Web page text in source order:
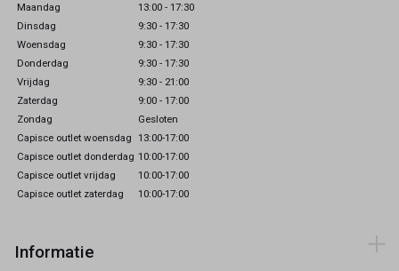
Maandag
13:00 - 17:30
Dinsdag
9:30 - 17:30
Woensdag
9:30 - 17:30
Donderdag
9:30 - 17:30
Vrijdag
9:30 - 21:00
Zaterdag
9:00 - 17:00
Zondag
Gesloten
Capisce outlet woensdag 13:00-17:00
Capisce outlet donderdag 10:00-17:00
Capisce outlet vrijdag
10:00-17:00
Capisce outlet zaterdag
10:00-17:00
Informatie